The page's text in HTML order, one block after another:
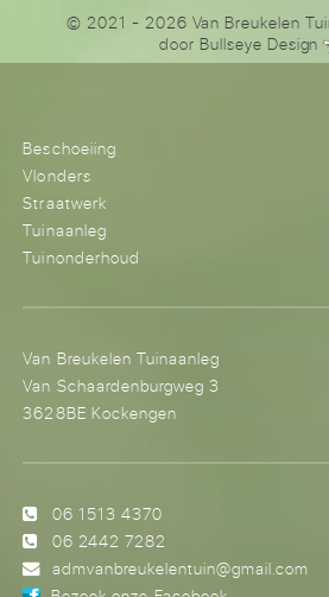
© 2021 - 2026 Van Breukelen
doorBullseye Design
Beschoeiing
Vlonders
Straatwerk
Tuinaanleg
Tuinonderhoud
Van Breukelen Tuinaanleg
Van Schaardenburgweg 3
3628BE Kockengen
06 1513 4370
06 2442 7282
admvanbreukelentuin@gmail.com